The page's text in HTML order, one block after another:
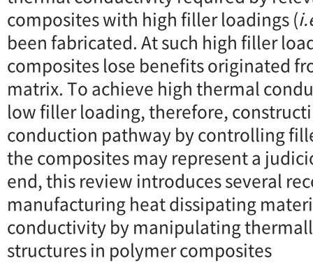
composites with high filler loadings (
been fabricated. At such high filler
composites lose benefits originated
matrix. To achieve high thermal
low filler loading, therefore,
conduction pathway by controlling
the composites may represent a
end, this review introduces several
manufacturing heat dissipating
conductivity by manipulating
structures in polymer composites